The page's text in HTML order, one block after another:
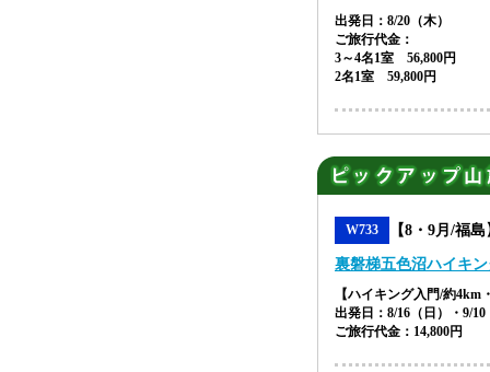
出発日：8/20（木）
ご旅行代金：
3～4名1室 56,800円
2名1室 59,800円
W733 【8・9月/福島
裏磐梯五色沼ハイキ
【ハイキング入門/約4km
出発日：8/16（日）・9/10
ご旅行代金：14,800円